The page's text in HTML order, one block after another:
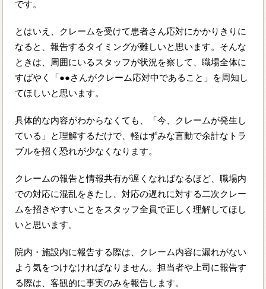
です。
とはいえ、クレームを受けて患者さん応対にかかりきりに
なると、報告するタイミングが難しいと思います。そんな
ときは、周囲にいるスタッフが状況を察して、職場全体に
すばやく「●●さんがクレーム応対中であること」を周知し
てほしいと思います。
具体的な内容がわからなくても、「今、クレームが発生し
ている」と理解するだけで、軽はずみな言動で余計なトラ
ブルを招く恐れが少なくなります。
クレームの報告と情報共有が遅くなればなるほど、職場内
での対応に混乱をきたし、対応の遅れに対する二次クレー
ムを招きやすいことをスタッフ全員で正しく理解してほし
いと思います。
院内・施設内に報告する際は、クレーム内容に漏れがない
よう気をつけなければなりません。担当者や上司に報告す
る際は、客観的に事実のみを報告します。